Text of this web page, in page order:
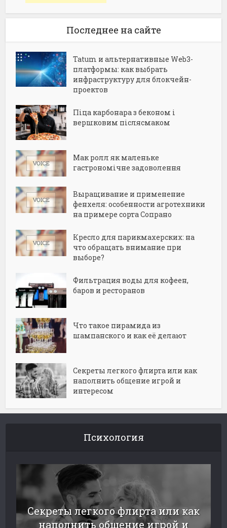
Последнее на сайте
Tatum и альтернативные Web3-
платформы: как выбрать
инфраструктуру для блокчейн-
проектов
Піца карбонара з беконом і
вершковим післясмаком
Мак ролл як маленьке
гастрономічне задоволення
Выращивание и применение
фенхеля: особенности агротехники
на примере сорта Сопрано
Кресло для парикмахерских: на
что обращать внимание при
выборе?
Фильтрация воды для кофеен,
баров и ресторанов
Что такое пирамида из
шампанского и как её делают
Секреты легкого флирта или как
наполнить общение игрой и
интересом
Психология
Секреты легкого флирта или как
наполнить общение игрой и